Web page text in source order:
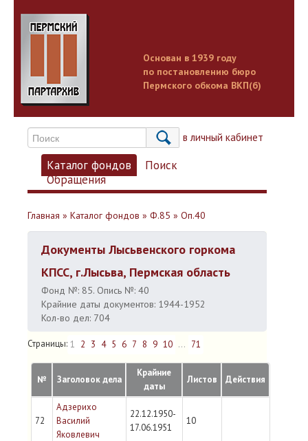
Основан в 1939 году
по постановлению бюро
Пермского обкома ВКП(б)
Вход в личный кабинет
Каталог фондов
Поиск
Обращения
Главная » Каталог фондов » Ф.85 » Оп.40
Документы Лысьвенского горкома
КПСС, г.Лысьва, Пермская область
Фонд №: 85. Опись №: 40
Крайние даты документов: 1944-1952
Кол-во дел: 704
Страницы: 1 2 3 4 5 6 7 8 9 10 ... 71
№ Заголовок дела
Крайние
даты
Листов Действия
72
Адзерихо
Василий
Яковлевич
22.12.1950-
17.06.1951
10